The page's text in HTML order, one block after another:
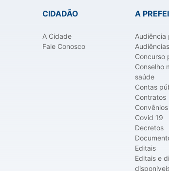
CIDADÃO
A Cidade
Fale Conosco
A
Audiência
Concurso
Conselho
saúde
Contas
Contratos
Convênios
Covid 19
Decretos
Editais
Editais e